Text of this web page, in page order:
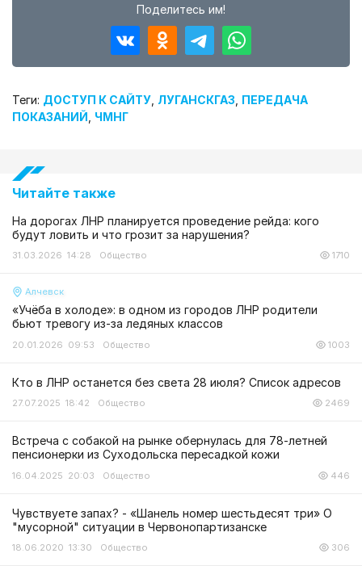
Поделитесь им!
Теги: ДОСТУП К САЙТУ ЛУГАНСКГАЗ ПЕРЕДАЧА
ПОКАЗАНИЙ ЧМНГ
Читайте также
На дорогах ЛНР планируется проведение рейда: кого
будут ловить и что грозит за нарушения?
31.03.2026 14:28 Общество 1710
Алчевск
«Учёба в холоде»: в одном из городов ЛНР родители
бьют тревогу из-за ледяных классов
20.01.2026 09:53 Общество 1003
Кто в ЛНР останется без света 28 июля? Список адресов
27.07.2025 18:42 Общество 2469
Встреча с собакой на рынке обернулась для 78-летней
пенсионерки из Суходольска пересадкой кожи
16.04.2025 20:03 Общество 446
Чувствуете запах? - «Шанель номер шестьдесят три» О
"мусорной" ситуации в Червонопартизанске
18.06.2020 13:30 Общество 306